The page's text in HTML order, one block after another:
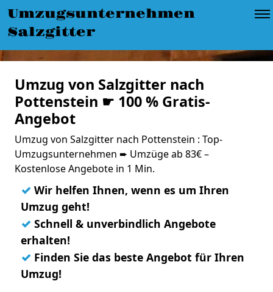
Umzugsunternehmen
Salzgitter
Umzug von Salzgitter nach
Pottenstein ☛ 100 % Gratis-
Angebot
Umzug von Salzgitter nach Pottenstein : Top-
Umzugsunternehmen ➨ Umzüge ab 83€ –
Kostenlose Angebote in 1 Min.
✓ Wir helfen Ihnen, wenn es um Ihren
Umzug geht!
✓ Schnell & unverbindlich Angebote
erhalten!
✓ Finden Sie das beste Angebot für Ihren
Umzug!